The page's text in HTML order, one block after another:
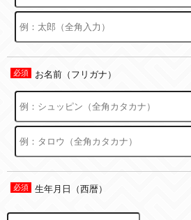
お名前（フリガナ）
生年月日（西暦）